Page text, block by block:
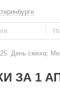
День смеха;
ЗА 1